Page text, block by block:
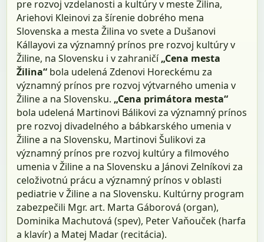
pre rozvoj vzdelanosti a kultúry v meste Žilina,
Ariehovi Kleinovi za šírenie dobrého mena
Slovenska a mesta Žilina vo svete a Dušanovi
Kállayovi za významný prínos pre rozvoj kultúry v
Žiline, na Slovensku i v zahraničí„Cena mesta
Žilina“ bola udelená Zdenovi Horeckému za
významný prínos pre rozvoj výtvarného umenia v
Žiline a na Slovensku. „Cena primátora mesta“
bola udelená Martinovi Bálikovi za významný prínos
pre rozvoj divadelného a bábkarského umenia v
Žiline a na Slovensku, Martinovi Šulikovi za
významný prínos pre rozvoj kultúry a filmového
umenia v Žiline a na Slovensku a Jánovi Zelníkovi za
celoživotnú prácu a významný prínos v oblasti
pediatrie v Žiline a na Slovensku. Kultúrny program
zabezpečili Mgr. art. Marta Gáborová (organ),
Dominika Machutová (spev), Peter Vaňouček (harfa
a klavír) a Matej Madar (recitácia).